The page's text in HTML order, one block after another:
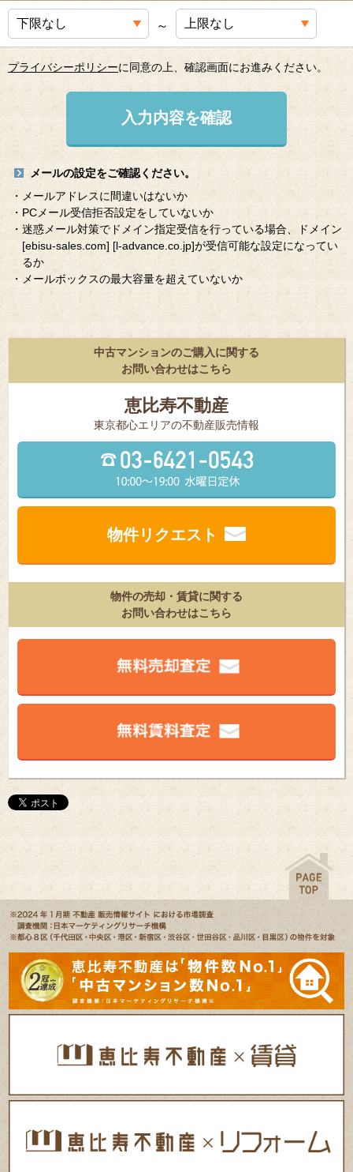
～
プライバシーポリシーに同意の上、確認画面にお進みください。
入力内容を確認
メールの設定をご確認ください。
・メールアドレスに間違いはないか
・PCメール受信拒否設定をしていないか
・迷惑メール対策でドメイン指定受信を行っている場合、ドメイン
[ebisu-sales.com] [l-advance.co.jp]が受信可能な設定になってい
るか
・メールボックスの最大容量を超えていないか
中古マンションのご購入に関する
お問い合わせはこちら
恵比寿不動産
東京都⼼エリアの不動産販売情報
物件リクエスト
物件の売却・賃貸に関する
お問い合わせはこちら